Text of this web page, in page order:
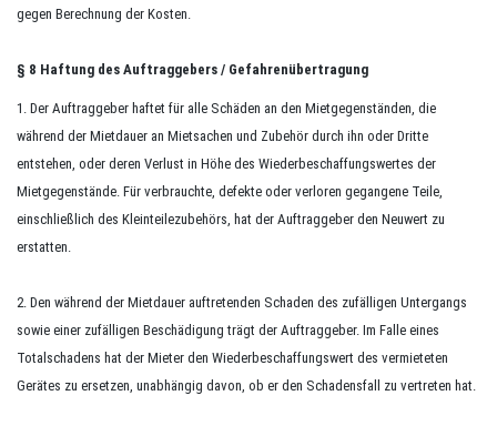
gegen Berechnung der Kosten.
§ 8 Haftung des Auftraggebers / Gefahrenübertragung
1. Der Auftraggeber haftet für alle Schäden an den Mietgegenständen, die
während der Mietdauer an Mietsachen und Zubehör durch ihn oder Dritte
entstehen, oder deren Verlust in Höhe des Wiederbeschaffungswertes der
Mietgegenstände. Für verbrauchte, defekte oder verloren gegangene Teile,
einschließlich des Kleinteilezubehörs, hat der Auftraggeber den Neuwert zu
erstatten.
2. Den während der Mietdauer auftretenden Schaden des zufälligen Untergangs
sowie einer zufälligen Beschädigung trägt der Auftraggeber. Im Falle eines
Totalschadens hat der Mieter den Wiederbeschaffungswert des vermieteten
Gerätes zu ersetzen, unabhängig davon, ob er den Schadensfall zu vertreten hat.